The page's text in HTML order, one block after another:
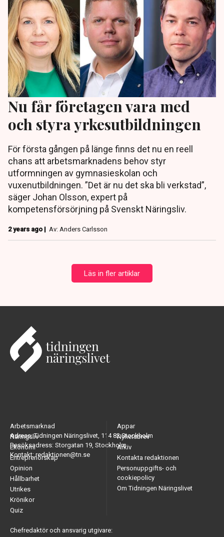
Nu får företagen vara med
och styra yrkesutbildningen
För första gången på länge finns det nu en reell
chans att arbetsmarknadens behov styr
utformningen av gymnasieskolan och
vuxenutbildningen. ”Det är nu det ska bli verkstad”,
säger Johan Olsson, expert på
kompetensförsörjning på Svenskt Näringsliv.
2 years ago | Av: Anders Carlsson
Läs in fler artiklar
Adress: Tidningen Näringslivet, 114 82 Stockholm
Besöksadress: Storgatan 19, Stockholm
Kontakt: redaktionen@tn.se
Arbetsmarknad
Näringsliv
Ekonomi
Entreprenörskap
Opinion
Hållbarhet
Utrikes
Krönikor
Quiz
Appar
Nyhetsbrev
Arkiv
Kontakta redaktionen
Personuppgifts- och
cookiepolicy
Om Tidningen Näringslivet
Chefredaktör och ansvarig utgivare: